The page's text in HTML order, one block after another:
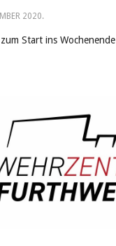
2020.
Start ins Wochenende